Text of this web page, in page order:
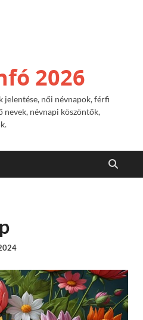
2026
jelentése, női névnapok, férfi
nevek, névnapi köszöntők,